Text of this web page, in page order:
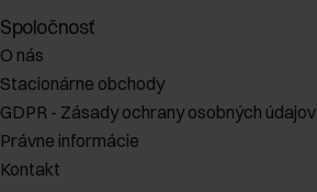
Spoločnosť
O nás
Stacionárne obchody
GDPR - Zásady ochrany osobných údajov
Právne informácie
Kontakt